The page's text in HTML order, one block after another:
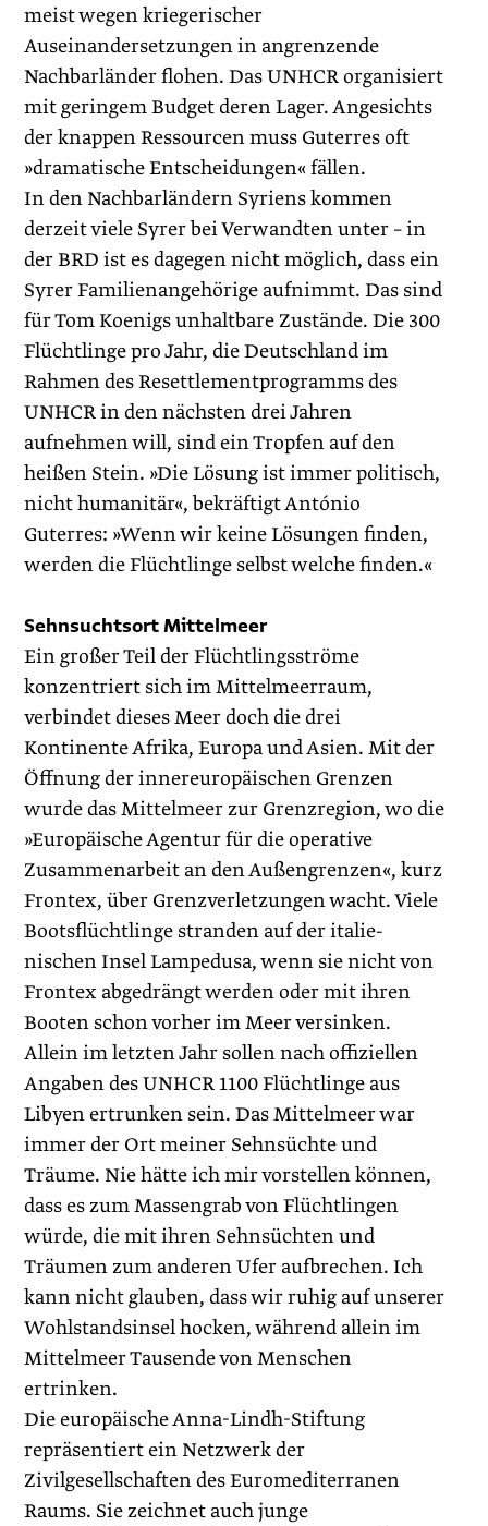
meist wegen kriegerischer
Auseinandersetzungen in angrenzende
Nachbarländer flohen. Das UNHCR organisiert
mit geringem Budget deren Lager. Angesichts
der knappen Ressourcen muss Guterres oft
»dramatische Entscheidungen« fällen.
In den Nachbarländern Syriens kommen
derzeit viele Syrer bei Verwandten unter – in
der BRD ist es dagegen nicht möglich, dass ein
Syrer Familienangehörige aufnimmt. Das sind
für Tom Koenigs unhaltbare Zustände. Die 300
Flüchtlinge pro Jahr, die Deutschland im
Rahmen des Resettlementprogramms des
UNHCR in den nächsten drei Jahren
aufnehmen will, sind ein Tropfen auf den
heißen Stein. »Die Lösung ist immer politisch,
nicht humanitär«, bekräftigt António
Guterres: »Wenn wir keine Lösungen finden,
werden die Flüchtlinge selbst welche finden.«
Sehnsuchtsort Mittelmeer
Ein großer Teil der Flüchtlingsströme
konzentriert sich im Mittelmeerraum,
verbindet dieses Meer doch die drei
Kontinente Afrika, Europa und Asien. Mit der
Öffnung der innereuropäischen Grenzen
wurde das Mittelmeer zur Grenzregion, wo die
»Europäische Agentur für die operative
Zusammenarbeit an den Außengrenzen«, kurz
Frontex, über Grenzverletzungen wacht. Viele
Bootsflüchtlinge stranden auf der italie­
nischen Insel Lampedusa, wenn sie nicht von
Frontex abgedrängt werden oder mit ihren
Booten schon vorher im Meer versinken.
Allein im letzten Jahr sollen nach offiziellen
Angaben des UNHCR 1100 Flüchtlinge aus
Libyen ertrunken sein. Das Mittelmeer war
immer der Ort meiner Sehnsüchte und
Träume. Nie hätte ich mir vorstellen können,
dass es zum Massengrab von Flüchtlingen
würde, die mit ihren Sehnsüchten und
Träumen zum anderen Ufer aufbrechen. Ich
kann nicht glauben, dass wir ruhig auf unserer
Wohlstandsinsel hocken, während allein im
Mittelmeer Tausende von Menschen
ertrinken.
Die europäische Anna-Lindh-Stiftung
repräsentiert ein Netzwerk der
Zivilgesellschaften des Euromediterranen
Raums. Sie zeichnet auch junge